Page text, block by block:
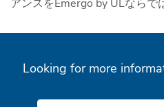
アンスをEmergo by ULならで
Looking for more